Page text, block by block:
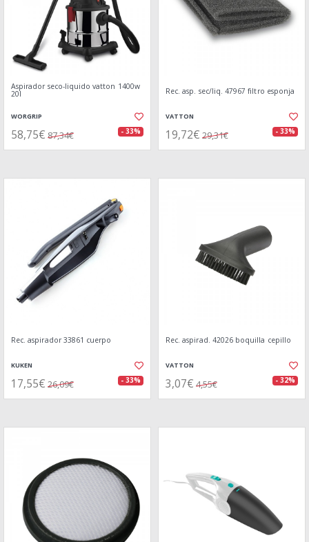
Aspirador seco-liquido vatton 1400w
20l
WORGRIP
58,75€ 87,34€ - 33%
Rec. asp. sec/liq. 47967 filtro esponja
VATTON
19,72€ 29,31€ - 33%
Rec. aspirador 33861 cuerpo
KUKEN
17,55€ 26,09€ - 33%
Rec. aspirad. 42026 boquilla cepillo
VATTON
3,07€ 4,55€ - 32%